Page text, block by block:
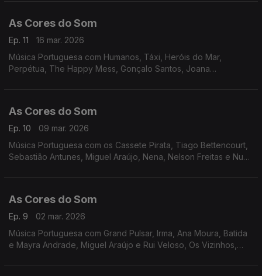
As Cores do Som
Ep. 11
16 mar. 2026
Música Portuguesa com Humanos, Táxi, Heróis do Mar,
Perpétua, The Happy Mess, Gonçalo Santos, Joana
As Cores do Som
Ep. 10
09 mar. 2026
Música Portuguesa com os Cassete Pirata, Tiago Bettencourt,
Sebastião Antunes, Miguel Araújo, Nena, Nelson Freitas e Nuno
As Cores do Som
Ep. 9
02 mar. 2026
Música Portuguesa com Grand Pulsar, Irma, Ana Moura, Batida
e Mayra Andrade, Miguel Araújo e Rui Veloso, Os Vizinhos,